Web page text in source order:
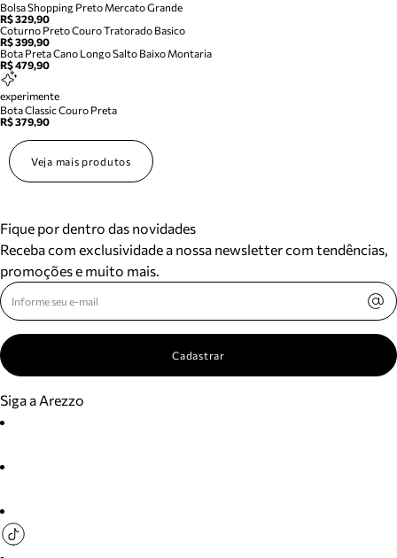
Bolsa Shopping Preto Mercato Grande
R$ 329,90
Coturno Preto Couro Tratorado Basico
R$ 399,90
Bota Preta Cano Longo Salto Baixo Montaria
R$ 479,90
experimente
Bota Classic Couro Preta
R$ 379,90
Veja mais produtos
Fique por dentro das novidades
Receba com exclusividade a nossa newsletter com tendências,
promoções e muito mais.
Cadastrar
Siga a Arezzo